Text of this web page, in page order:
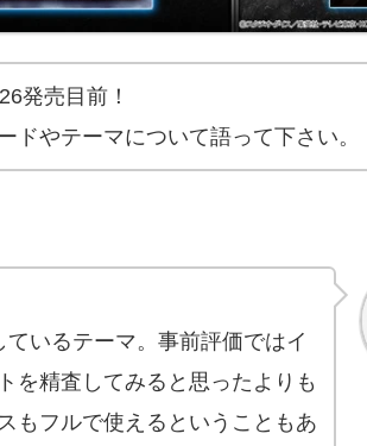
発売目前！
やテーマについて語って下さい。
いるテーマ。事前評価ではイ
を精査してみると思ったよりも
もフルで使えるということもあ